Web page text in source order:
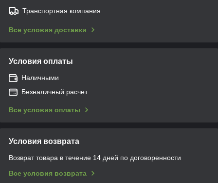
Транспортная компания
Все условия доставки
Условия оплаты
Наличными
Безналичный расчет
Все условия оплаты
Условия возврата
Возврат товара в течение 14 дней по договоренности
Все условия возврата